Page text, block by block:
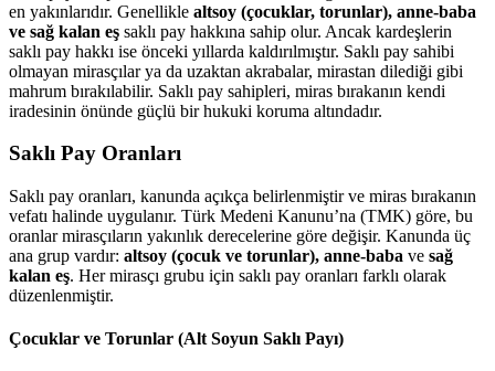
en yakınlarıdır. Genellikle altsoy (çocuklar, torunlar), anne-baba
ve sağ kalan eş saklı pay hakkına sahip olur. Ancak kardeşlerin
saklı pay hakkı ise önceki yıllarda kaldırılmıştır. Saklı pay sahibi
olmayan mirasçılar ya da uzaktan akrabalar, mirastan dilediği gibi
mahrum bırakılabilir. Saklı pay sahipleri, miras bırakanın kendi
iradesinin önünde güçlü bir hukuki koruma altındadır.
Saklı Pay Oranları
Saklı pay oranları, kanunda açıkça belirlenmiştir ve miras bırakanın
vefatı halinde uygulanır. Türk Medeni Kanunu’na (TMK) göre, bu
oranlar mirasçıların yakınlık derecelerine göre değişir. Kanunda üç
ana grup vardır: altsoy (çocuk ve torunlar), anne-baba ve sağ
kalan eş. Her mirasçı grubu için saklı pay oranları farklı olarak
düzenlenmiştir.
Çocuklar ve Torunlar (Alt Soyun Saklı Payı)